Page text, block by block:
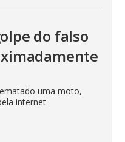
do falso
uma moto,
internet